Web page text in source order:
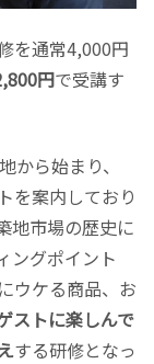
を通常4,000円
円で受講す
ら始まり、
を案内しており
地市場の歴史に
ングポイント
ウケる商品、お
ストに楽しんで
する研修となっ